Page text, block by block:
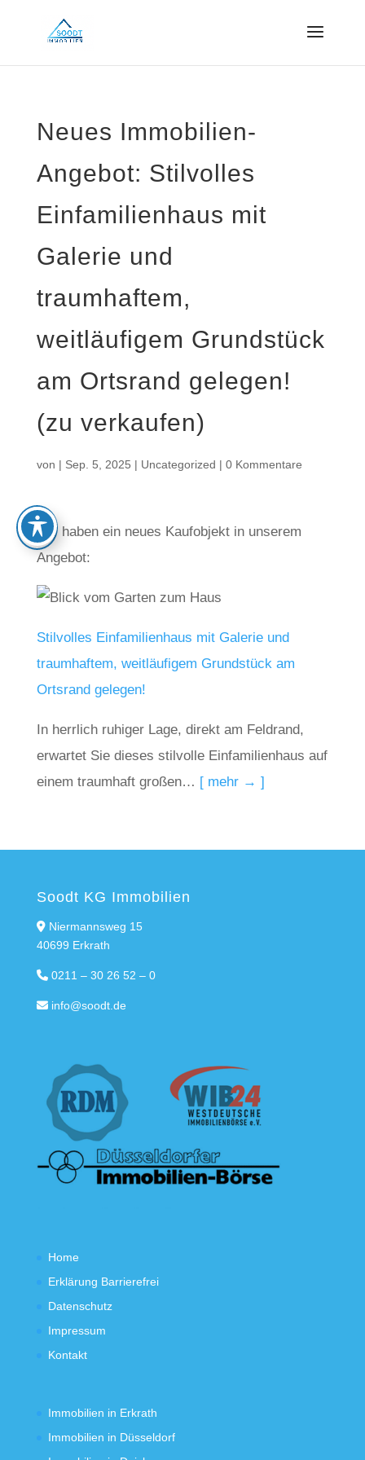
Neues Immobilien-
Angebot: Stilvolles
Einfamilienhaus mit
Galerie und
traumhaftem,
weitläufigem Grundstück
am Ortsrand gelegen!
(zu verkaufen)
von | Sep. 5, 2025 | Uncategorized | 0 Kommentare
Wir haben ein neues Kaufobjekt in unserem
Angebot:
Stilvolles Einfamilienhaus mit Galerie und
traumhaftem, weitläufigem Grundstück am
Ortsrand gelegen!
In herrlich ruhiger Lage, direkt am Feldrand,
erwartet Sie dieses stilvolle Einfamilienhaus auf
einem traumhaft großen… [ mehr → ]
Soodt KG Immobilien
Niermannsweg 15
40699 Erkrath
0211 – 30 26 52 – 0
info@soodt.de
Home
Erklärung Barrierefrei
Datenschutz
Impressum
Kontakt
Immobilien in Erkrath
Immobilien in Düsseldorf